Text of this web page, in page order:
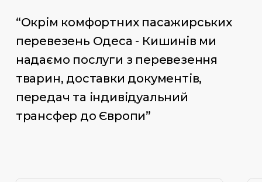
“Окрім комфортних пасажирських
перевезень Одеса - Кишинів ми
надаємо послуги з перевезення
тварин, доставки документів,
передач та індивідуальний
трансфер до Європи”